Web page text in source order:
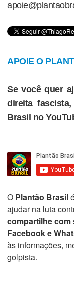
APOIE O
Se você quer
direita
Brasil no
O Plantão Brasil
ajudar na luta
compartilhe com
Facebook e
às informações,
golpista.